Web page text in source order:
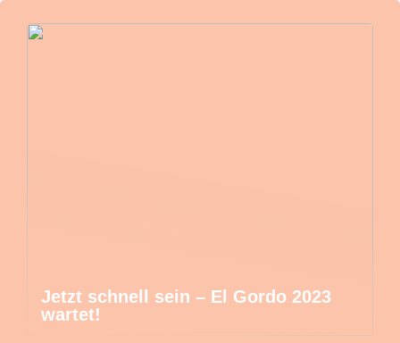
Jetzt schnell sein – El Gordo 2023
wartet!